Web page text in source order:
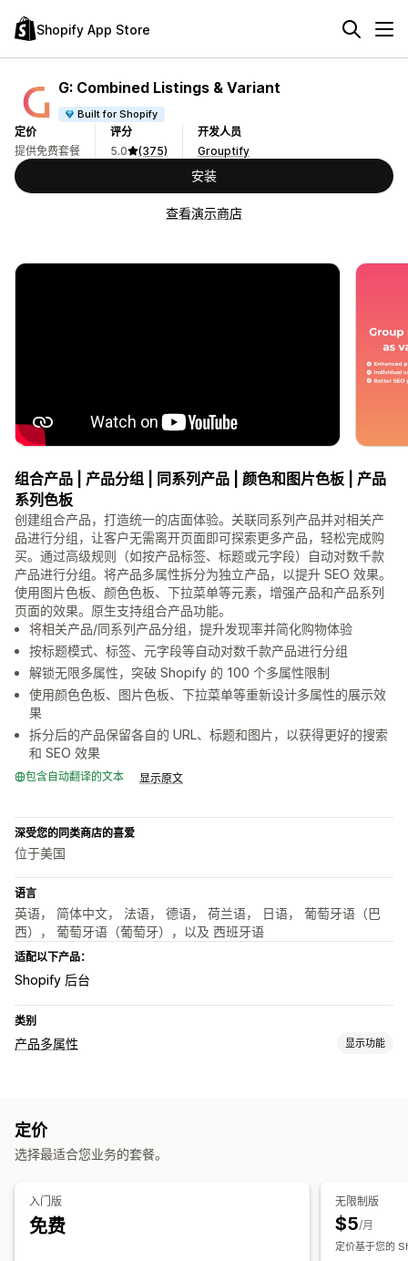
Shopify App Store
G: Combined Listings & Variant
Built for Shopify
定价
提供免费套餐
评分
5.0
(375)
开发人员
Grouptify
安装
查看演示商店
组合产品 | 产品分组 | 同系列产品 | 颜色和图片色板 | 产品
系列色板
创建组合产品，打造统一的店面体验。关联同系列产品并对相关产
品进行分组，让客户无需离开页面即可探索更多产品，轻松完成购
买。通过高级规则（如按产品标签、标题或元字段）自动对数千款
产品进行分组。将产品多属性拆分为独立产品，以提升 SEO 效果。
使用图片色板、颜色色板、下拉菜单等元素，增强产品和产品系列
页面的效果。原生支持组合产品功能。
将相关产品/同系列产品分组，提升发现率并简化购物体验
按标题模式、标签、元字段等自动对数千款产品进行分组
解锁无限多属性，突破 Shopify 的 100 个多属性限制
使用颜色色板、图片色板、下拉菜单等重新设计多属性的展示效
果
拆分后的产品保留各自的 URL、标题和图片，以获得更好的搜索
和 SEO 效果
包含自动翻译的文本 显示原文
深受您的同类商店的喜爱
位于美国
语言
英语， 简体中文， 法语， 德语， 荷兰语， 日语， 葡萄牙语（巴
西）， 葡萄牙语（葡萄牙），以及 西班牙语
适配以下产品：
Shopify 后台
类别
产品多属性 显示功能
定价
选择最适合您业务的套餐。
入门版
免费
无限制版
$5/月
定价基于您的